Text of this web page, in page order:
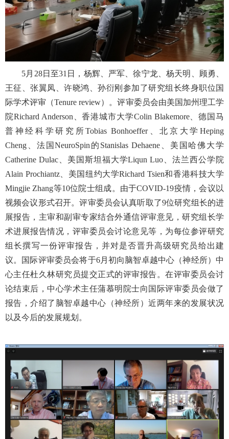
5月 28日至31 日，杨辉、严军、徐宁龙、杨天明、顾勇、
王征、张翼凤、许晓鸿、孙衍刚参加了研究组长终身职位国
际学术评审（Tenure review）。评审委员会由美国加州理工学
院Richard Anderson 、香港城市大学Colin Blakemore、德国马
普神经科学研究所Tobias Bonhoeffer、北京大学Heping
Cheng 、法国NeuroSpin 的 Stanislas Dehaene 、美国哈佛大学
Catherine Dulac、美国斯坦福大学Liqun Luo 、法兰西公学院
Alain Prochiantz、美国纽约大学Richard Tsien和香港科技大学
Mingjie Zhang等10位院士组成。由于COVID-19疫情，会议以
视频会议形式召开。评审委员会认真听取了9位研究组长的进
展报告，主审和副审专家结合外通信评审意见，研究组长学
术进展报告情况，评审委员会讨论意见等，为每位参评研究
组长撰写一份评审报告，并对是否晋升高级研究员给出建
议。国际评审委员会将于6月初向脑智卓越中心（神经所）中
心主任杜久林研究员提交正式的评审报告。在评审委员会讨
论结束后，中心学术主任蒲慕明院士向国际评审委员会做了
报告，介绍了脑智卓越中心（神经所）近两年来的发展状况
以及今后的发展规划。